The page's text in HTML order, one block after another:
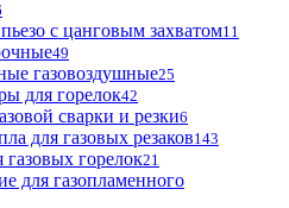
с цанговым захватом11
49
газовоздушные25
для горелок42
сварки и резки6
для газовых резаков143
горелок21